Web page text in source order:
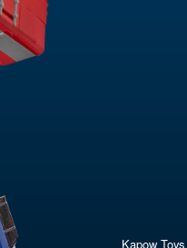
Kapow Toys